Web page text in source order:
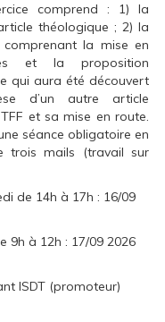
comprend : 1) la
théologique ; 2) la
la mise en
et la proposition
qui aura été découvert
d’un autre article
et sa mise en route.
séance obligatoire en
trois mails (travail sur
de 14h à 17h : 16/09
9h à 12h : 17/09 2026
ISDT (promoteur)